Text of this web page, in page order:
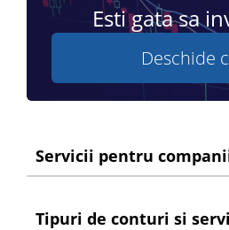
Esti gata sa
Deschide
Servicii pentru
Tipuri de conturi si